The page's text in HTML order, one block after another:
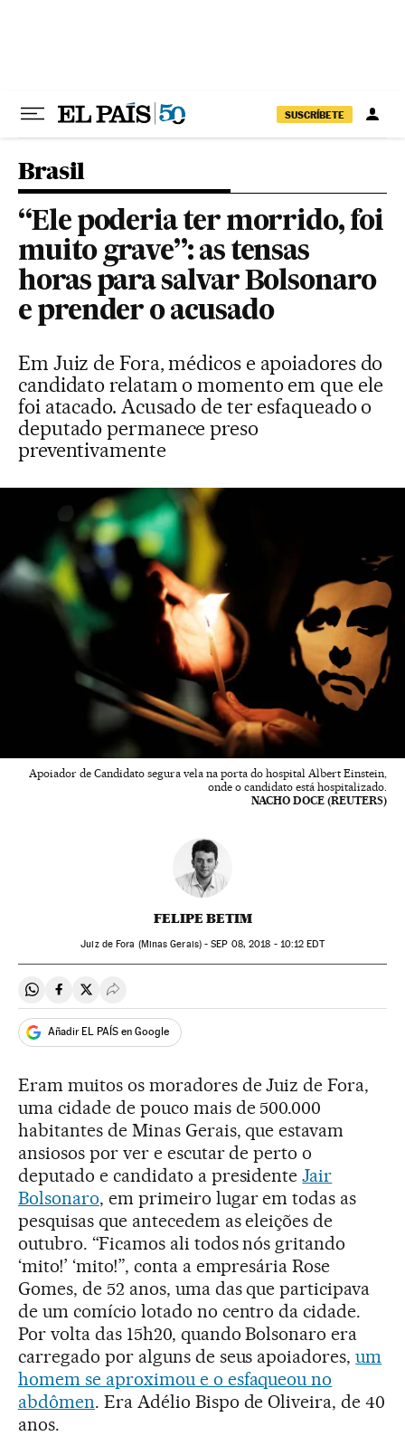
SUSCRÍBETE
Brasil
“Ele poderia ter morrido, foi
muito grave”: as tensas
horas para salvar Bolsonaro
e prender o acusado
Em Juiz de Fora, médicos e apoiadores do
candidato relatam o momento em que ele
foi atacado. Acusado de ter esfaqueado o
deputado permanece preso
preventivamente
Apoiador de Candidato segura vela na porta do hospital Albert Einstein,
onde o candidato está hospitalizado.
NACHO DOCE (REUTERS)
FELIPE BETIM
Juiz de Fora (Minas Gerais) -SEP 08, 2018 - 10:12 EDT
Compartir en Whatsapp
Compartir en Facebook
Compartir en Twitter
Desplegar Redes Sociales
Añadir EL PAÍS en Google
Eram muitos os moradores de Juiz de Fora,
uma cidade de pouco mais de 500.000
habitantes de Minas Gerais, que estavam
ansiosos por ver e escutar de perto o
deputado e candidato a presidenteJair
Bolsonaro, em primeiro lugar em todas as
pesquisas que antecedem as eleições de
outubro. “Ficamos ali todos nós gritando
‘mito!’ ‘mito!”, conta a empresária Rose
Gomes, de 52 anos, uma das que participava
de um comício lotado no centro da cidade.
Por volta das 15h20, quando Bolsonaro era
carregado por alguns de seus apoiadores,um
homem se aproximou e o esfaqueou no
abdômen. Era Adélio Bispo de Oliveira, de 40
anos.